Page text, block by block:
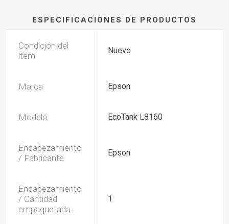
ESPECIFICACIONES DE PRODUCTOS
Condición del
ítem
Nuevo
Marca Epson
Modelo EcoTank L8160
Encabezamiento
/ Fabricante
Epson
Encabezamiento
/ Cantidad
empaquetada
1